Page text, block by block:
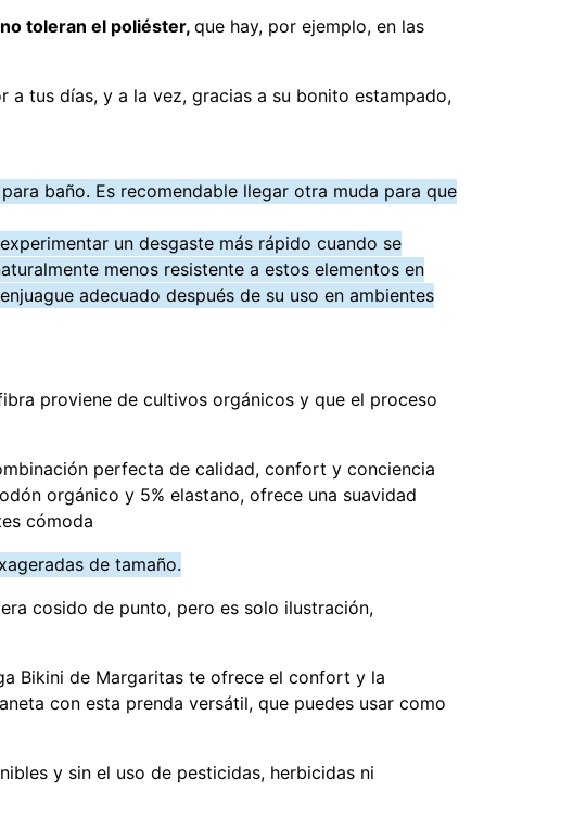
toleran el poliéster, que hay, por ejemplo, en las
tus días, y a la vez, gracias a su bonito estampado,
baño. Es recomendable llegar otra muda para que
experimentar un desgaste más rápido cuando se
menos resistente a estos elementos en
adecuado después de su uso en ambientes
proviene de cultivos orgánicos y que el proceso
perfecta de calidad, confort y conciencia
orgánico y 5% elastano, ofrece una suavidad
cómoda
de tamaño.
cosido de punto, pero es solo ilustración,
Bikini de Margaritas te ofrece el confort y la
con esta prenda versátil, que puedes usar como
y sin el uso de pesticidas, herbicidas ni